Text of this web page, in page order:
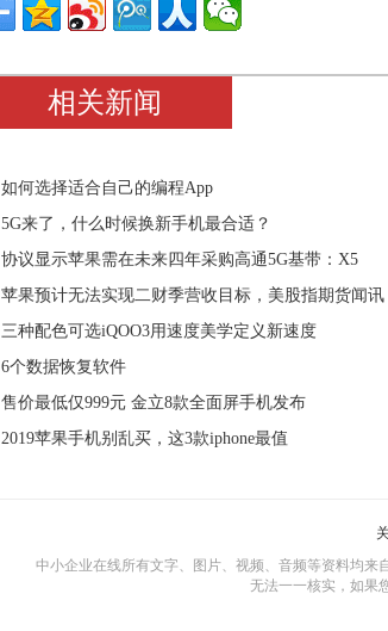
相关新闻
如何选择适合自己的编程App
5G来了，什么时候换新手机最合适？
协议显示苹果需在未来四年采购高通5G基带：X5
苹果预计无法实现二财季营收目标，美股指期货闻讯
三种配色可选iQOO3用速度美学定义新速度
6个数据恢复软件
售价最低仅999元 金立8款全面屏手机发布
2019苹果手机别乱买，这3款iphone最值
中小企业在线所有文字、图片、视频、音频等资料均
无法一一核实，如果